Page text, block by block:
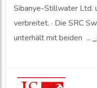
Sibanye-Stillwater Ltd.
verbreitet. · Die SRC
unterhält mit beiden ...